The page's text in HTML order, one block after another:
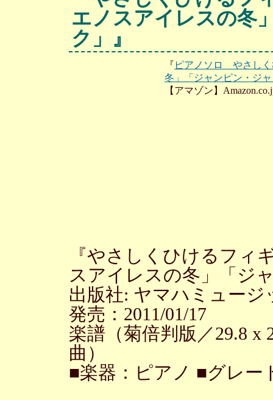
エノスアイレスの冬
ク」』
『 ピアノソロ やさしく
冬」「ジャンピン・ジ
【アマゾン】
『やさしくひけるフィ
スアイレスの冬」「ジ
出版社: ヤマハミュー
発売：2011/01/17
楽譜（菊倍判版／29.8 x
曲）
■楽器：ピアノ ■グレー